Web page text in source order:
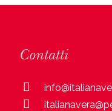
Contatti